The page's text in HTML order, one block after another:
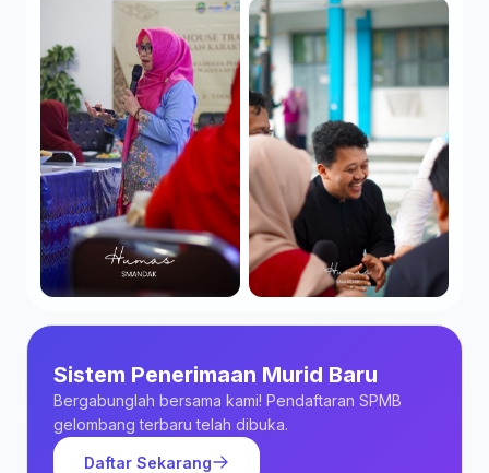
Sistem Penerimaan Murid Baru
Bergabunglah bersama kami! Pendaftaran SPMB
gelombang terbaru telah dibuka.
Daftar Sekarang